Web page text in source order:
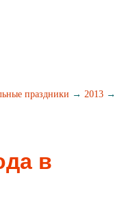
праздники → 2013 →
в